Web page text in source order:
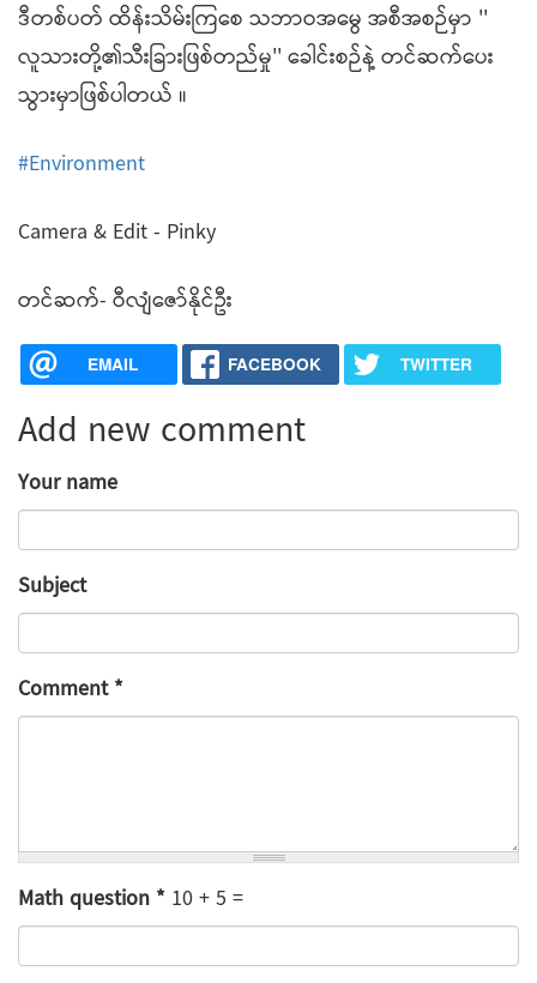
ဒီတစ်ပတ် ထိန်းသိမ်းကြစေ သဘာဝအမွေ အစီအစဉ်မှာ ''
လူသားတို့၏သီးခြားဖြစ်တည်မှု'' ခေါင်းစဉ်နဲ့ တင်ဆက်ပေး
သွားမှာဖြစ်ပါတယ် ။
#Environment
Camera & Edit - Pinky
တင်ဆက်- ဝီလျံဇော်နိုင်ဦး
EMAIL FACEBOOK TWITTER
Add new comment
Your name
Subject
Comment*
Math question* 10 + 5 =